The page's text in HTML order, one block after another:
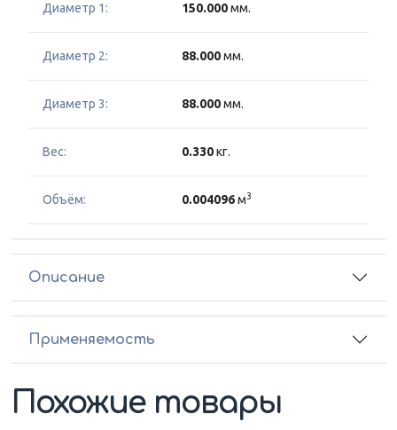
Диаметр 1: 150.000мм.
Диаметр 2: 88.000мм.
Диаметр 3: 88.000мм.
Вес: 0.330кг.
Объём: 0.004096м3
Описание
Применяемость
Похожие товары